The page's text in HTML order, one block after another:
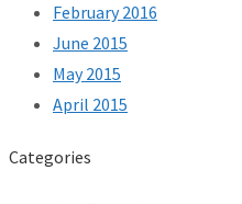
February 2016
June 2015
May 2015
April 2015
Categories